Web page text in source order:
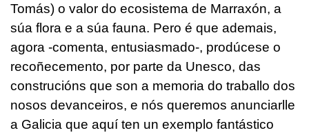
Tomás) o valor do ecosistema de Marraxón, a
súa flora e a súa fauna. Pero é que ademais,
agora -comenta, entusiasmado-, prodúcese o
recoñecemento, por parte da Unesco, das
construcións que son a memoria do traballo dos
nosos devanceiros, e nós queremos anunciarlle
a Galicia que aquí ten un exemplo fantástico